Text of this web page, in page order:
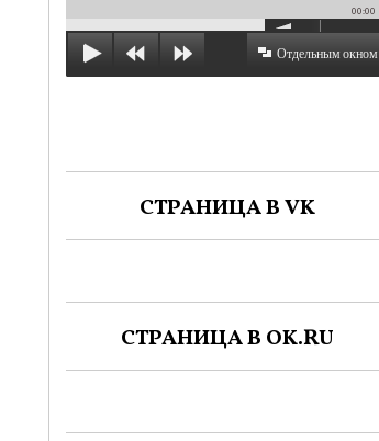
00:00
Отдельным окном
СТРАНИЦА В VK
СТРАНИЦА В OK.RU